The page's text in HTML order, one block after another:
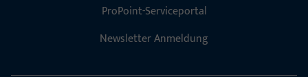
ProPoint-Serviceportal
Newsletter Anmeldung